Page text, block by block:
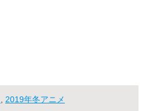
2019年冬アニメ